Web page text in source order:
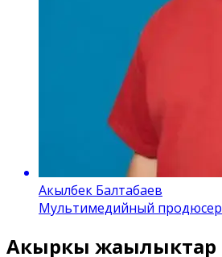
Акылбек Балтабаев
Мультимедийный продюсер
Акыркы жаңылыктар